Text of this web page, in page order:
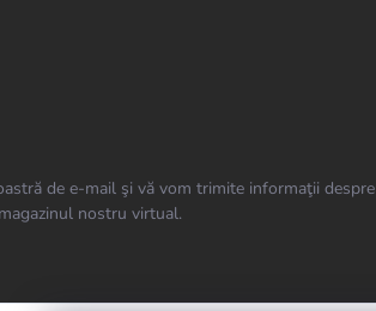
de e-mail şi vă vom trimite informaţii despre
nostru virtual.